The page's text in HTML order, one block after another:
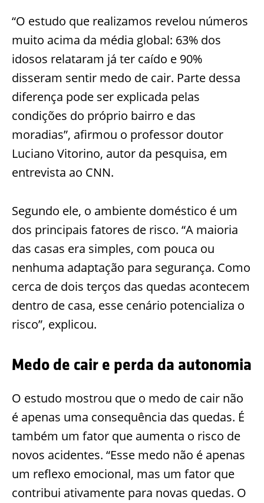
“O estudo que realizamos revelou números
muito acima da média global: 63% dos
idosos relataram já ter caído e 90%
disseram sentir medo de cair. Parte dessa
diferença pode ser explicada pelas
condições do próprio bairro e das
moradias”, afirmou o professor doutor
Luciano Vitorino, autor da pesquisa, em
entrevista ao CNN.
Segundo ele, o ambiente doméstico é um
dos principais fatores de risco. “A maioria
das casas era simples, com pouca ou
nenhuma adaptação para segurança. Como
cerca de dois terços das quedas acontecem
dentro de casa, esse cenário potencializa o
risco”, explicou.
Medo de cair e perda da autonomia
O estudo mostrou que o medo de cair não
é apenas uma consequência das quedas. É
também um fator que aumenta o risco de
novos acidentes. “Esse medo não é apenas
um reflexo emocional, mas um fator que
contribui ativamente para novas quedas. O